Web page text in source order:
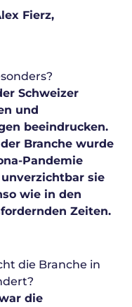
Fierz,
Schweizer
und
beeindrucken.
Branche wurde
Pandemie
sie
wie in den
Zeiten.
die Branche in
die